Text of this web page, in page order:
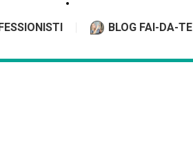
BLOG FAI-DA-TE